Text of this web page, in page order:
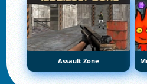
Assault Zone